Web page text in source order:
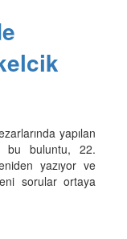
yapılan
bu buluntu, 22.
yazıyor ve
sorular ortaya